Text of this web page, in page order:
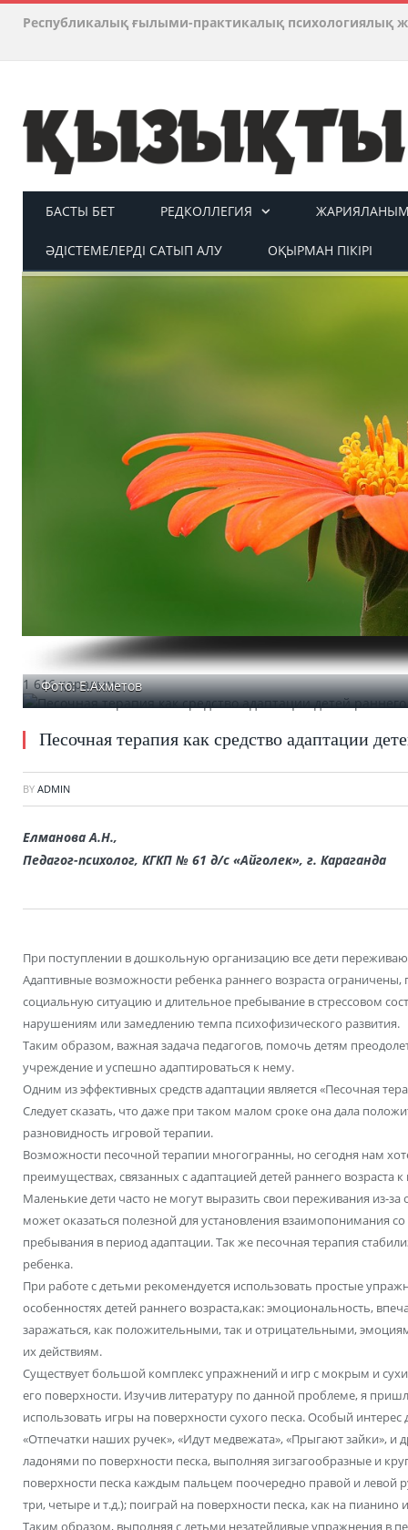
Республикалық ғылыми-практикалық психологиялық
БАСТЫ БЕТ РЕДКОЛЛЕГИЯ ЖАРИЯЛАНЫМ
ӘДІСТЕМЕЛЕРДІ САТЫП АЛУ ОҚЫРМАН ПІКІРІ
1 616 қаралым
Фото: Е.Ахметов
Песочная терапия как средство адаптации
BY ADMIN
Елманова А.Н.,
Педагог-психолог, КГКП № 61 д/с «Айголек», г. Караганда
При поступлении в дошкольную организацию все дети
Адаптивные возможности ребенка раннего возраста
социальную ситуацию и длительное пребывание в стрессовом
нарушениям или замедлению темпа психофизического развития.
Таким образом, важная задача педагогов, помочь детям
учреждение и успешно адаптироваться к нему.
Одним из эффективных средств адаптации является «Песочная
Следует сказать, что даже при таком малом сроке она дала
разновидность игровой терапии.
Возможности песочной терапии многогранны, но сегодня нам
преимуществах, связанных с адаптацией детей раннего возраста
Маленькие дети часто не могут выразить свои переживания из-за
может оказаться полезной для установления взаимопонимания
пребывания в период адаптации. Так же песочная терапия
ребенка.
При работе с детьми рекомендуется использовать простые
особенностях детей раннего возраста,как: эмоциональность,
заражаться, как положительными, так и отрицательными,
их действиям.
Существует большой комплекс упражнений и игр с мокрым и
его поверхности. Изучив литературу по данной проблеме, я
использовать игры на поверхности сухого песка. Особый
«Отпечатки наших ручек», «Идут медвежата», «Прыгают зайки», и
ладонями по поверхности песка, выполняя зигзагообразные и
поверхности песка каждым пальцем поочередно правой и левой
три, четыре и т.д.); поиграй на поверхности песка, как на
Таким образом, выполняя с детьми незатейливые упражнения в